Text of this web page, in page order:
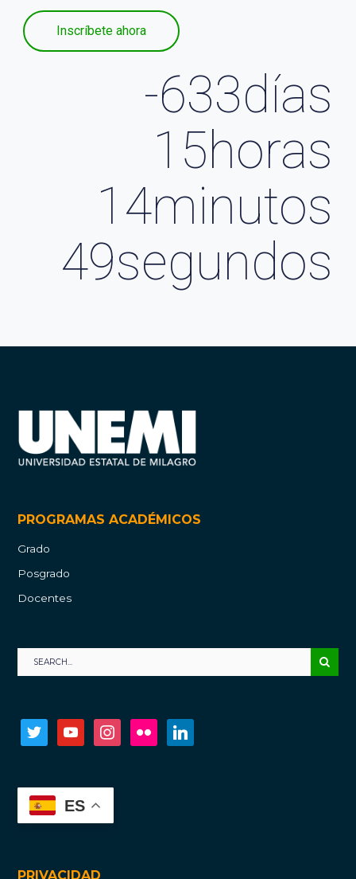
Inscríbete ahora
-633días
15horas
14minutos
48segundos
PROGRAMAS ACADÉMICOS
Grado
Posgrado
Docentes
twitter youtube instagramflickr
ES
PRIVACIDAD